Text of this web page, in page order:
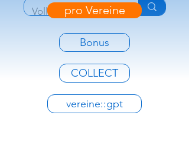
pro Vereine
Bonus
COLLECT
vereine::gpt